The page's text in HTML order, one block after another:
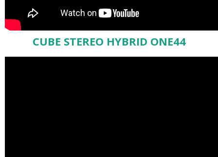
CUBE STEREO HYBRID ONE44